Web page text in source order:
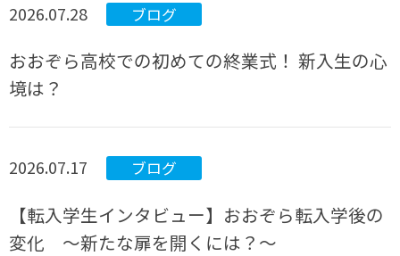
2026.07.28 ブログ
おおぞら高校での初めての終業式！ 新入生の心
境は？
2026.07.17 ブログ
【転入学生インタビュー】おおぞら転入学後の
変化 ～新たな扉を開くには？～